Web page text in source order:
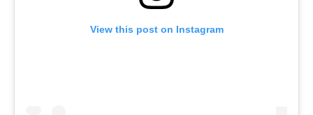
View this post on Instagram